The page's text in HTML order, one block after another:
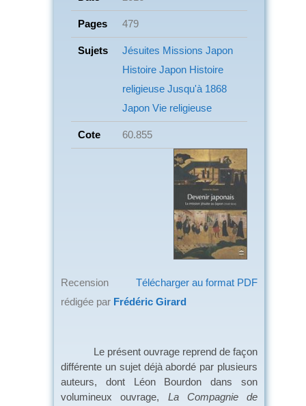
Pages 479
Sujets Jésuites Missions Japon
Histoire Japon Histoire
religieuse Jusqu'à 1868
Japon Vie religieuse
Cote 60.855
Télécharger au format PDF
Recension
rédigée par Frédéric Girard
Le présent ouvrage reprend de façon
différente un sujet déjà abordé par plusieurs
auteurs, dont Léon Bourdon dans son
volumineux ouvrage, La Compagnie de